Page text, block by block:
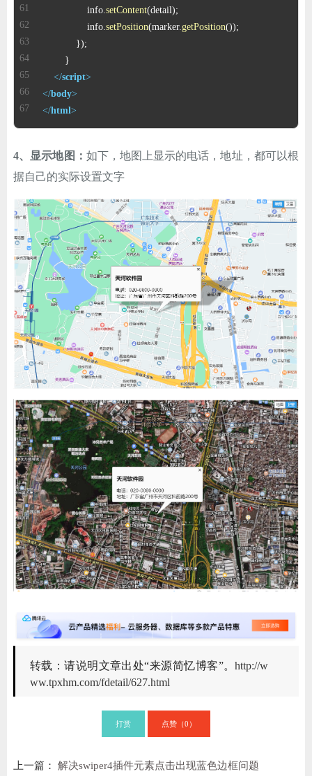
                info.
setContent
                info.
setPosition(marker. getPosition
</script>
</body>
</html>
4、显示地图： 如下，地图上显示的电话，地址，都可以根
据自己的实际设置文字
转载：请说明文章出处“来源简忆博客”。http://w
ww.tpxhm.com/fdetail/627.html
打赏 点赞（0 ）
上一篇：解决swiper4插件元素点击出现蓝色边框问题